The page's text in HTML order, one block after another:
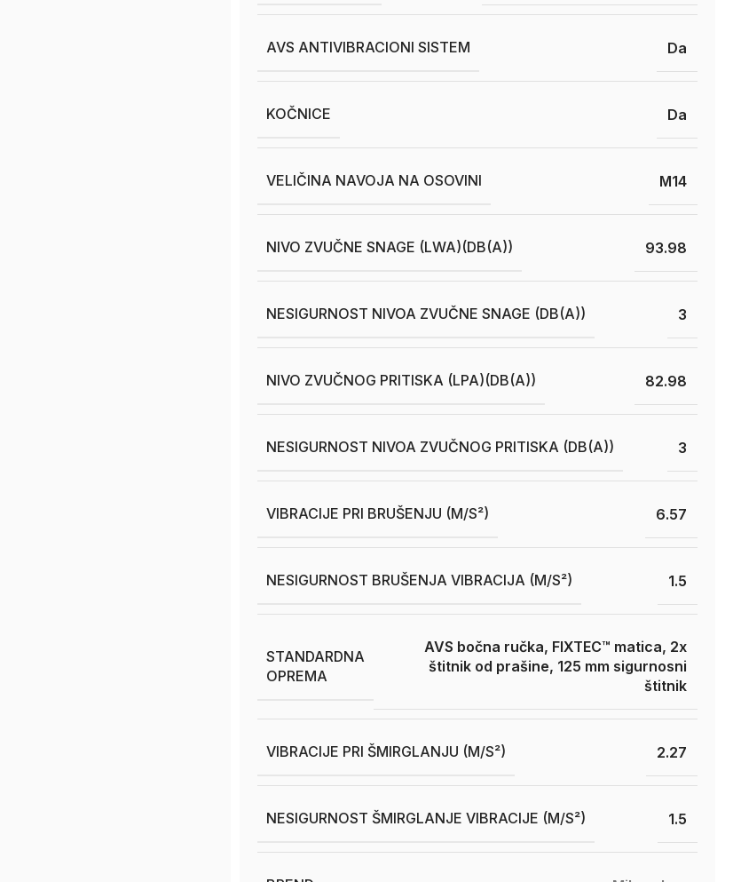
AVS ANTIVIBRACIONI SISTEM Da
KOČNICE Da
VELIČINA NAVOJA NA OSOVINI M14
NIVO ZVUČNE SNAGE (LWA)(DB(A)) 93.98
NESIGURNOST NIVOA ZVUČNE SNAGE (DB(A)) 3
NIVO ZVUČNOG PRITISKA (LPA)(DB(A)) 82.98
NESIGURNOST NIVOA ZVUČNOG PRITISKA (DB(A)) 3
VIBRACIJE PRI BRUŠENJU (M/S²) 6.57
NESIGURNOST BRUŠENJA VIBRACIJA (M/S²) 1.5
STANDARDNA
OPREMA
AVS bočna ručka, FIXTEC™ matica, 2x
štitnik od prašine, 125 mm sigurnosni
štitnik
VIBRACIJE PRI ŠMIRGLANJU (M/S²) 2.27
NESIGURNOST ŠMIRGLANJE VIBRACIJE (M/S²) 1.5